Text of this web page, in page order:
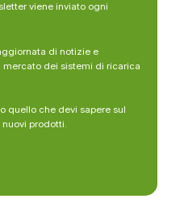
viene inviato ogni
di notizie e
dei sistemi di ricarica
quello che devi sapere sul
prodotti.